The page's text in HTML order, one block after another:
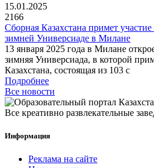
15.01.2025
2166
Сборная Казахстана примет
зимней Универсиаде в Милане
13 января 2025 года в Милане
зимняя Универсиада, в которой
Казахстана, состоящая из 103 с
Подробнее
Все новости
Все креативно развлекательные
Информация
Реклама на сайте